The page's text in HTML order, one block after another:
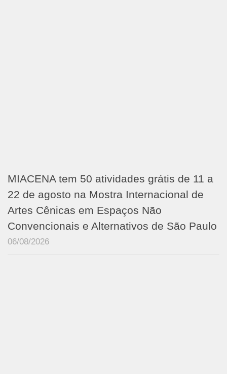
MIACENA tem 50 atividades grátis de 11 a
22 de agosto na Mostra Internacional de
Artes Cênicas em Espaços Não
Convencionais e Alternativos de São Paulo
06/08/2026